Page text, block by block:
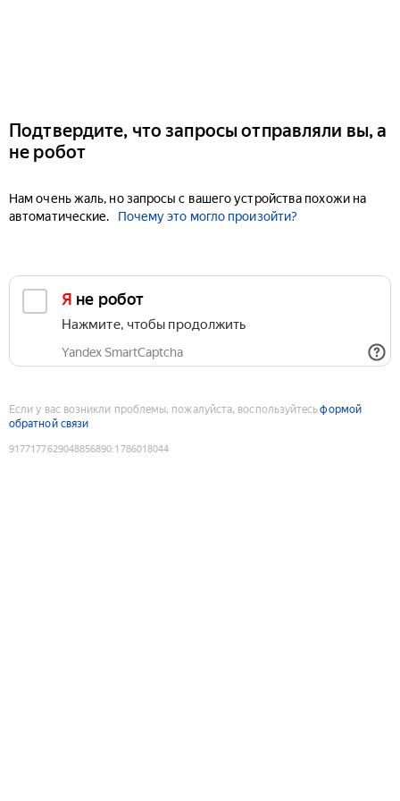
Подтвердите, что запросы отправляли вы, а
не робот
Нам очень жаль, но запросы с вашего устройства похожи на
автоматические.
Почему это могло произойти?
Я не робот
Нажмите, чтобы продолжить
Yandex SmartCaptcha
Если у вас возникли проблемы, пожалуйста, воспользуйтесьформой
обратной связи
9177177629048856890:1786018044